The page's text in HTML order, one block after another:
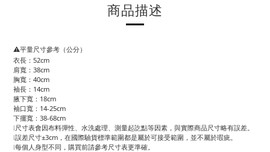
商品描述
⚠️平量尺寸參考（公分）
衣長：52cm
肩寬：38cm
胸寬：40cm
袖長：14cm
腋下寬：18cm
袖口寬：14-25cm
下擺寬：38-68cm
❕尺寸表會因布料彈性、水洗處理、測量起訖點等因素，與實際商品尺寸略有誤差。
❕誤差尺寸±3cm，在國際驗貨標準範圍都是屬於可接受範圍，並不屬於瑕疵。
❕每個人身型不同，購買前請參考尺寸表更準確。